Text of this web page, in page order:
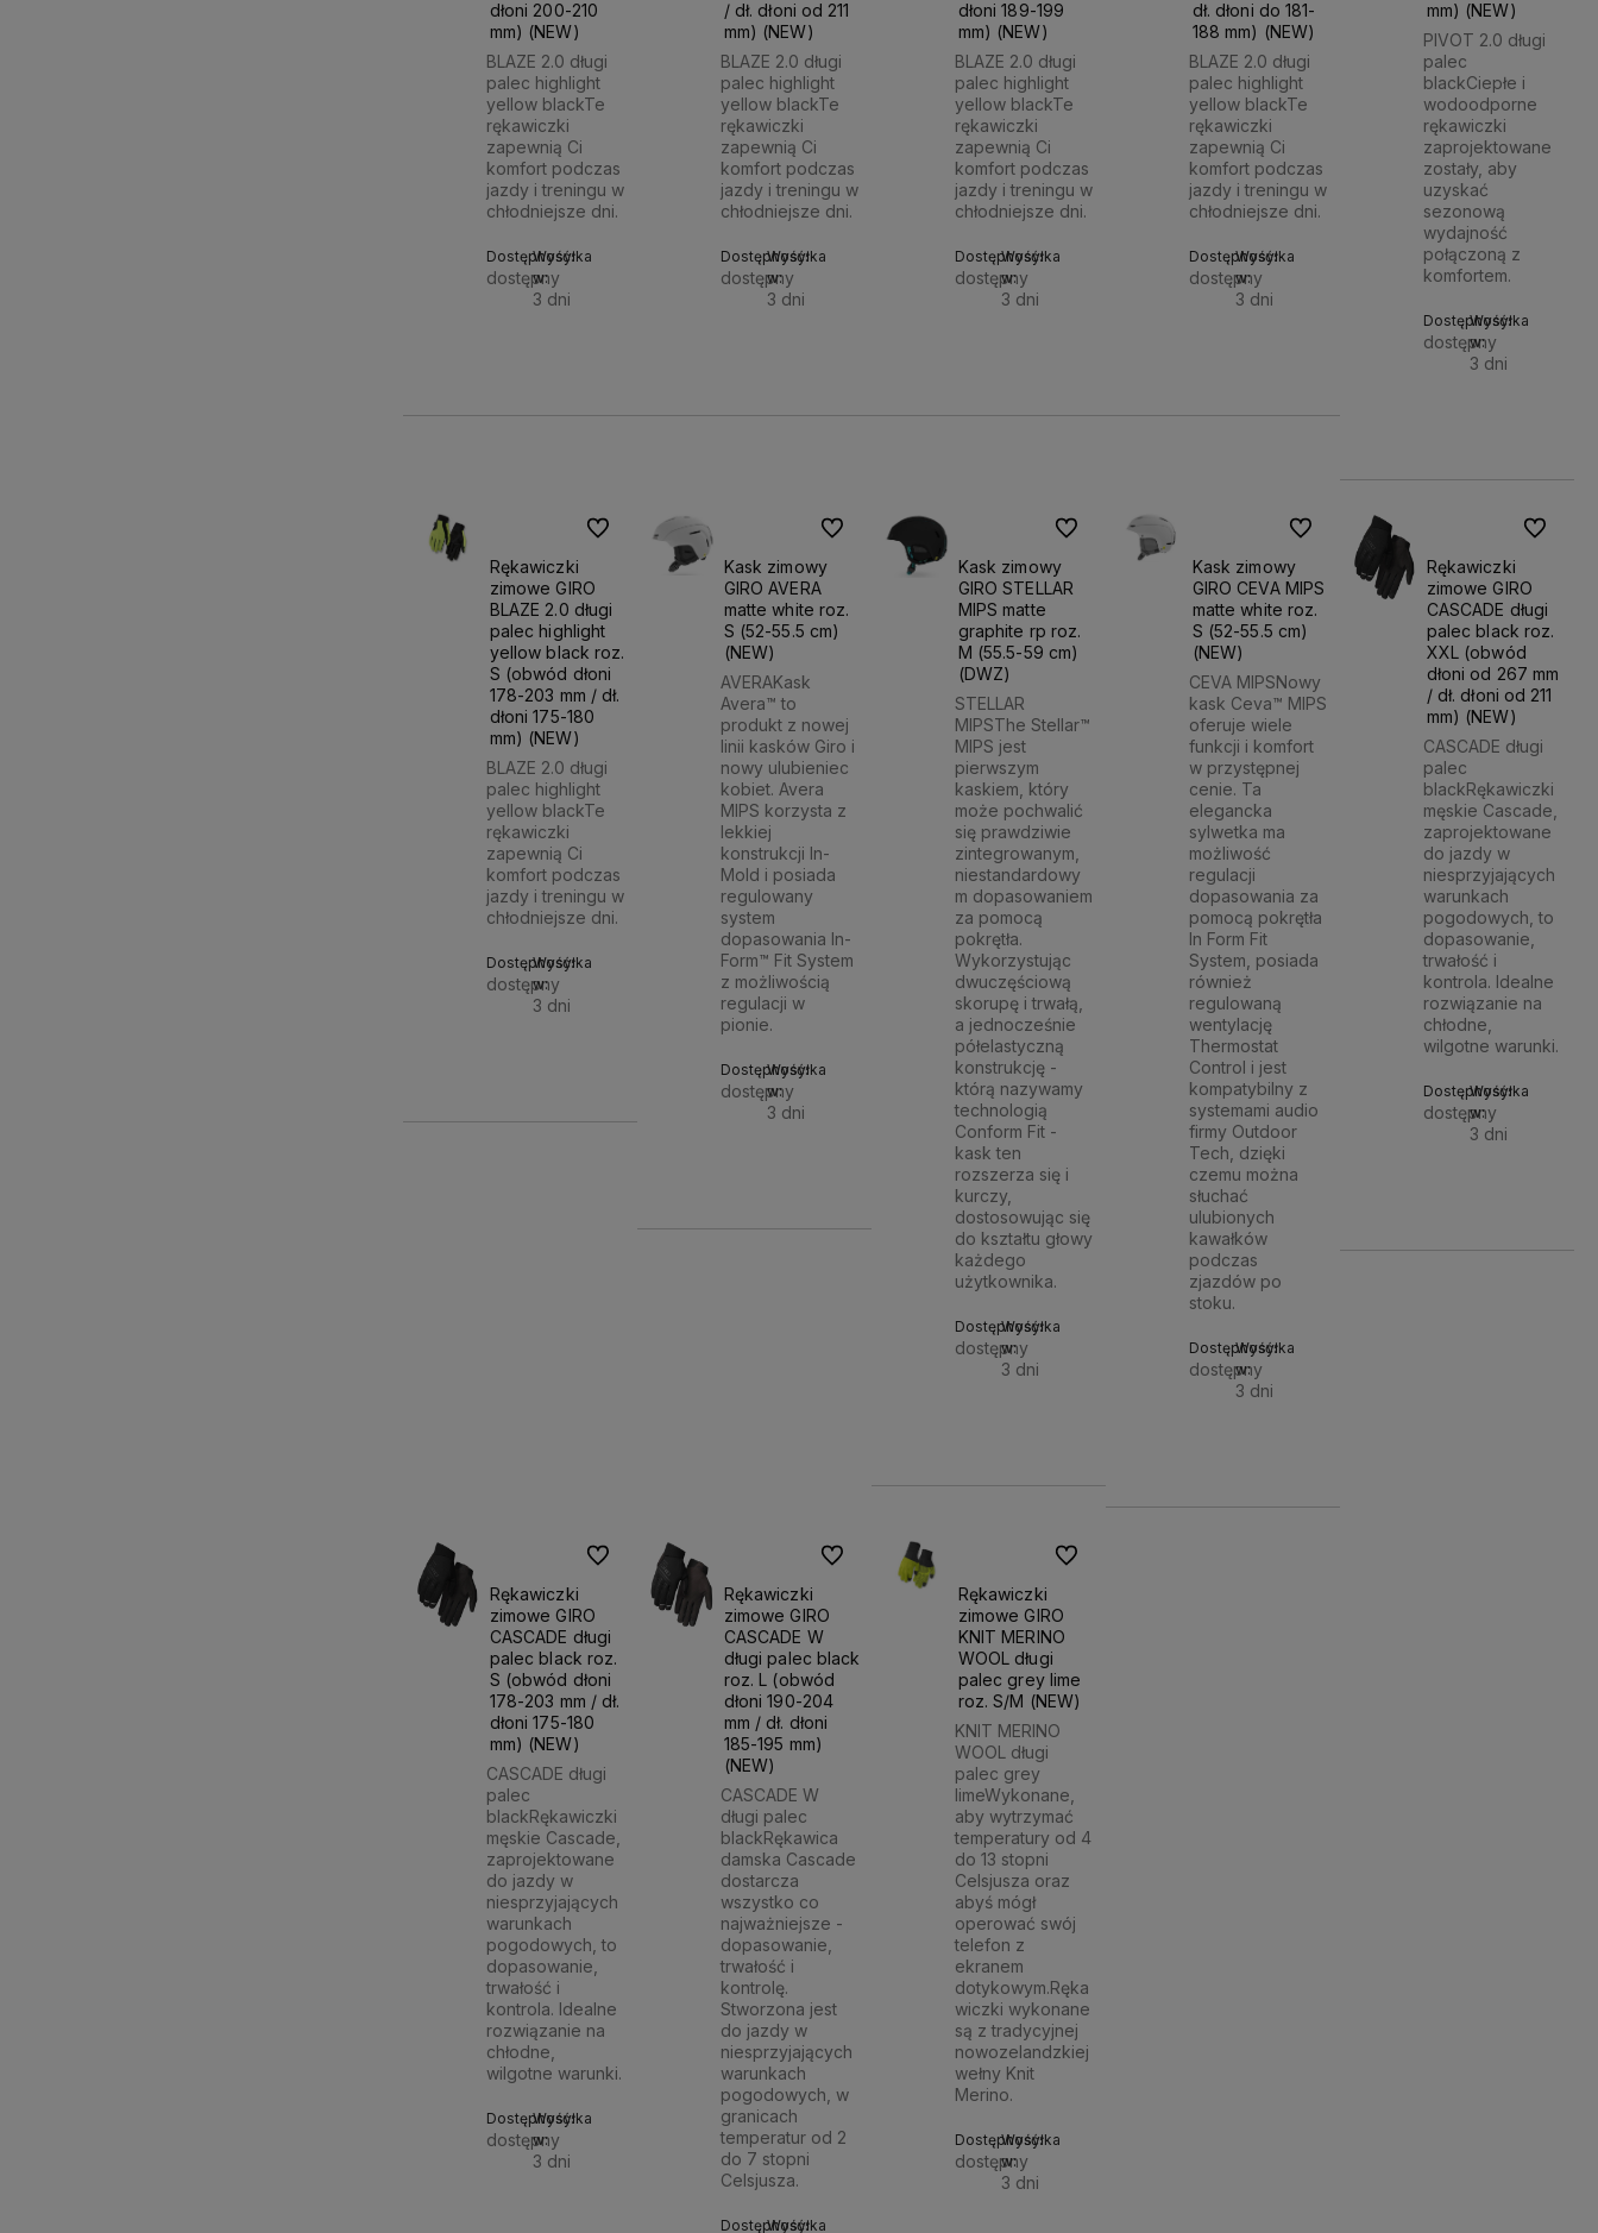
dłoni 200-210
mm) (NEW)
BLAZE 2.0 długi
palec highlight
yellow blackTe
rękawiczki
zapewnią Ci
komfort podczas
jazdy i treningu w
chłodniejsze dni.
Dostępność:
dostępny
Wysyłka
w:
3 dni
/ dł. dłoni od 211
mm) (NEW)
BLAZE 2.0 długi
palec highlight
yellow blackTe
rękawiczki
zapewnią Ci
komfort podczas
jazdy i treningu w
chłodniejsze dni.
Dostępność:
dostępny
Wysyłka
w:
3 dni
dłoni 189-199
mm) (NEW)
BLAZE 2.0 długi
palec highlight
yellow blackTe
rękawiczki
zapewnią Ci
komfort podczas
jazdy i treningu w
chłodniejsze dni.
Dostępność:
dostępny
Wysyłka
w:
3 dni
dł. dłoni do 181-
188 mm) (NEW)
BLAZE 2.0 długi
palec highlight
yellow blackTe
rękawiczki
zapewnią Ci
komfort podczas
jazdy i treningu w
chłodniejsze dni.
Dostępność:
dostępny
Wysyłka
w:
3 dni
mm) (NEW)
PIVOT 2.0 długi
palec
blackCiepłe i
wodoodporne
rękawiczki
zaprojektowane
zostały, aby
uzyskać
sezonową
wydajność
połączoną z
komfortem.
Dostępność:
dostępny
Wysyłka
w:
3 dni
Rękawiczki
zimowe GIRO
BLAZE 2.0 długi
palec highlight
yellow black roz.
S (obwód dłoni
178-203 mm / dł.
dłoni 175-180
mm) (NEW)
BLAZE 2.0 długi
palec highlight
yellow blackTe
rękawiczki
zapewnią Ci
komfort podczas
jazdy i treningu w
chłodniejsze dni.
Dostępność:
dostępny
Wysyłka
w:
3 dni
Do ulubionych
Kask zimowy
GIRO AVERA
matte white roz.
S (52-55.5 cm)
(NEW)
AVERAKask
Avera™ to
produkt z nowej
linii kasków Giro i
nowy ulubieniec
kobiet. Avera
MIPS korzysta z
lekkiej
konstrukcji In-
Mold i posiada
regulowany
system
dopasowania In-
Form™ Fit System
z możliwością
regulacji w
pionie.
Dostępność:
dostępny
Wysyłka
w:
3 dni
Do ulubionych
Kask zimowy
GIRO STELLAR
MIPS matte
graphite rp roz.
M (55.5-59 cm)
(DWZ)
STELLAR
MIPSThe Stellar™
MIPS jest
pierwszym
kaskiem, który
może pochwalić
się prawdziwie
zintegrowanym,
niestandardowy
m dopasowaniem
za pomocą
pokrętła.
Wykorzystując
dwuczęściową
skorupę i trwałą,
a jednocześnie
półelastyczną
konstrukcję -
którą nazywamy
technologią
Conform Fit -
kask ten
rozszerza się i
kurczy,
dostosowując się
do kształtu głowy
każdego
użytkownika.
Dostępność:
dostępny
Wysyłka
w:
3 dni
Do ulubionych
Kask zimowy
GIRO CEVA MIPS
matte white roz.
S (52-55.5 cm)
(NEW)
CEVA MIPSNowy
kask Ceva™ MIPS
oferuje wiele
funkcji i komfort
w przystępnej
cenie. Ta
elegancka
sylwetka ma
możliwość
regulacji
dopasowania za
pomocą pokrętła
In Form Fit
System, posiada
również
regulowaną
wentylację
Thermostat
Control i jest
kompatybilny z
systemami audio
firmy Outdoor
Tech, dzięki
czemu można
słuchać
ulubionych
kawałków
podczas
zjazdów po
stoku.
Dostępność:
dostępny
Wysyłka
w:
3 dni
Do ulubionych
Rękawiczki
zimowe GIRO
CASCADE długi
palec black roz.
XXL (obwód
dłoni od 267 mm
/ dł. dłoni od 211
mm) (NEW)
CASCADE długi
palec
blackRękawiczki
męskie Cascade,
zaprojektowane
do jazdy w
niesprzyjających
warunkach
pogodowych, to
dopasowanie,
trwałość i
kontrola. Idealne
rozwiązanie na
chłodne,
wilgotne warunki.
Dostępność:
dostępny
Wysyłka
w:
3 dni
Do
Rękawiczki
zimowe GIRO
CASCADE długi
palec black roz.
S (obwód dłoni
178-203 mm / dł.
dłoni 175-180
mm) (NEW)
CASCADE długi
palec
blackRękawiczki
męskie Cascade,
zaprojektowane
do jazdy w
niesprzyjających
warunkach
pogodowych, to
dopasowanie,
trwałość i
kontrola. Idealne
rozwiązanie na
chłodne,
wilgotne warunki.
Dostępność:
dostępny
Wysyłka
w:
3 dni
Do ulubionych
Rękawiczki
zimowe GIRO
CASCADE W
długi palec black
roz. L (obwód
dłoni 190-204
mm / dł. dłoni
185-195 mm)
(NEW)
CASCADE W
długi palec
blackRękawica
damska Cascade
dostarcza
wszystko co
najważniejsze -
dopasowanie,
trwałość i
kontrolę.
Stworzona jest
do jazdy w
niesprzyjających
warunkach
pogodowych, w
granicach
temperatur od 2
do 7 stopni
Celsjusza.
Dostępność:
Wysyłka
Do ulubionych
Rękawiczki
zimowe GIRO
KNIT MERINO
WOOL długi
palec grey lime
roz. S/M (NEW)
KNIT MERINO
WOOL długi
palec grey
limeWykonane,
aby wytrzymać
temperatury od 4
do 13 stopni
Celsjusza oraz
abyś mógł
operować swój
telefon z
ekranem
dotykowym.Ręka
wiczki wykonane
są z tradycyjnej
nowozelandzkiej
wełny Knit
Merino.
Dostępność:
dostępny
Wysyłka
w:
3 dni
Do ulubionych